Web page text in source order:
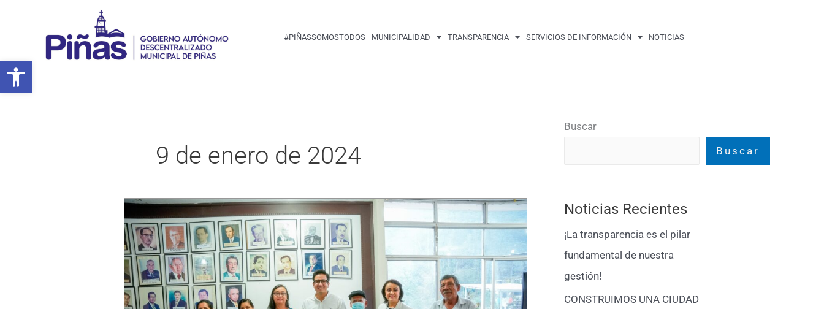
Abrir barra de herramientas
#PIÑASSOMOSTODOS MUNICIPALIDAD TRANSPARENCIA SERVICIOS DE INFORMACIÓN NOTICIAS
9 de enero de 2024
Las
alcaldias
de
Piñas
y
Machala
Buscar
Buscar
Noticias Recientes
¡La transparencia es el pilar
fundamental de nuestra
gestión!
CONSTRUIMOS UNA CIUDAD